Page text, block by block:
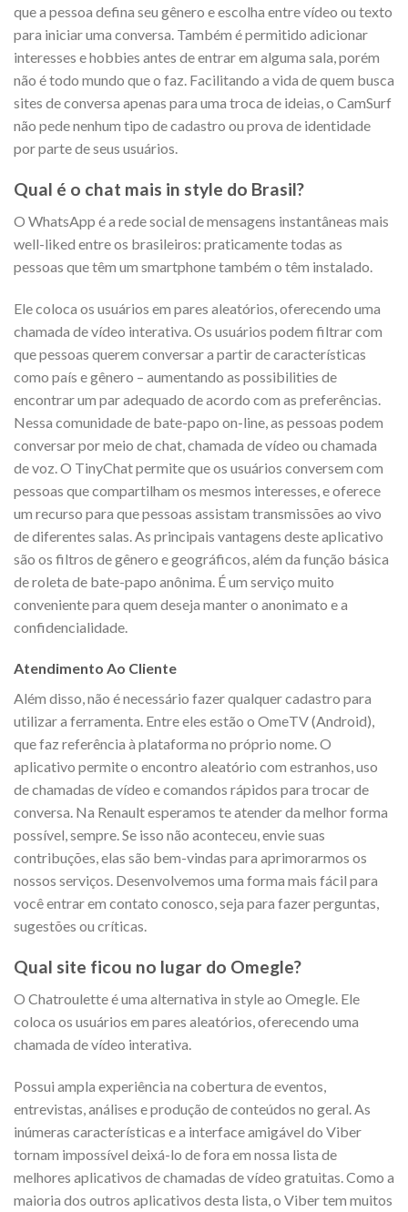
que a pessoa defina seu gênero e escolha entre vídeo ou texto
para iniciar uma conversa. Também é permitido adicionar
interesses e hobbies antes de entrar em alguma sala, porém
não é todo mundo que o faz. Facilitando a vida de quem busca
sites de conversa apenas para uma troca de ideias, o CamSurf
não pede nenhum tipo de cadastro ou prova de identidade
por parte de seus usuários.
Qual é o chat mais in style do Brasil?
O WhatsApp é a rede social de mensagens instantâneas mais
well-liked entre os brasileiros: praticamente todas as
pessoas que têm um smartphone também o têm instalado.
Ele coloca os usuários em pares aleatórios, oferecendo uma
chamada de vídeo interativa. Os usuários podem filtrar com
que pessoas querem conversar a partir de características
como país e gênero – aumentando as possibilities de
encontrar um par adequado de acordo com as preferências.
Nessa comunidade de bate-papo on-line, as pessoas podem
conversar por meio de chat, chamada de vídeo ou chamada
de voz. O TinyChat permite que os usuários conversem com
pessoas que compartilham os mesmos interesses, e oferece
um recurso para que pessoas assistam transmissões ao vivo
de diferentes salas. As principais vantagens deste aplicativo
são os filtros de gênero e geográficos, além da função básica
de roleta de bate-papo anônima. É um serviço muito
conveniente para quem deseja manter o anonimato e a
confidencialidade.
Atendimento Ao Cliente
Além disso, não é necessário fazer qualquer cadastro para
utilizar a ferramenta. Entre eles estão o OmeTV (Android),
que faz referência à plataforma no próprio nome. O
aplicativo permite o encontro aleatório com estranhos, uso
de chamadas de vídeo e comandos rápidos para trocar de
conversa. Na Renault esperamos te atender da melhor forma
possível, sempre. Se isso não aconteceu, envie suas
contribuções, elas são bem-vindas para aprimorarmos os
nossos serviços. Desenvolvemos uma forma mais fácil para
você entrar em contato conosco, seja para fazer perguntas,
sugestões ou críticas.
Qual site ficou no lugar do Omegle?
O Chatroulette é uma alternativa in style ao Omegle. Ele
coloca os usuários em pares aleatórios, oferecendo uma
chamada de vídeo interativa.
Possui ampla experiência na cobertura de eventos,
entrevistas, análises e produção de conteúdos no geral. As
inúmeras características e a interface amigável do Viber
tornam impossível deixá-lo de fora em nossa lista de
melhores aplicativos de chamadas de vídeo gratuitas. Como a
maioria dos outros aplicativos desta lista, o Viber tem muitos